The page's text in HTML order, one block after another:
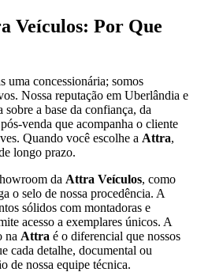
Veículos: Por Que
uma concessionária; somos
Nossa reputação em Uberlândia e
a base da confiança, da
venda que acompanha o cliente
Quando você escolhe a Attra,
longo prazo.
da Attra Veículos, como
o selo de nossa procedência. A
sólidos com montadoras e
acesso a exemplares únicos. A
na Attra é o diferencial que nossos
cada detalhe, documental ou
de nossa equipe técnica.